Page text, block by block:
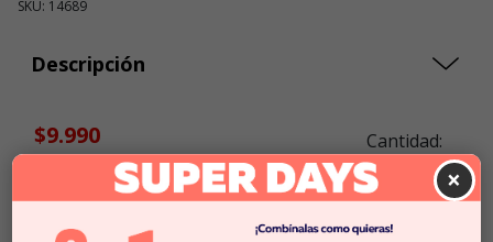
SKU: 14689
Descripción
Cantidad:
-
$9.990
En Stock
×